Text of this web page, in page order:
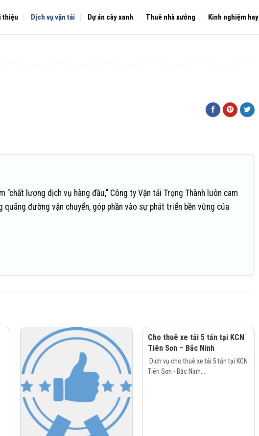
thiệu Dịch vụ vận tải Dự án cây xanh Thuê nhà xưởng Kinh nghiệm hay
"chất lượng dịch vụ hàng đầu," Công ty Vận tải Trọng Thành luôn cam
đường vận chuyển, góp phần vào sự phát triển bền vững của
Cho thuê xe tải 5 tấn tại KCN
Tiên Sơn – Bắc Ninh
Dịch vụ cho thuê xe tải 5 tấn tại KCN
Tiên Sơn - Bắc Ninh...